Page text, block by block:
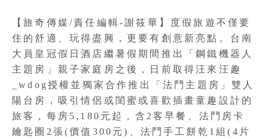
【旅奇傳媒/責任編輯-謝筱華】度假旅遊不僅要
住的舒適、玩得盡興，更要有創意新亮點。台南
大員皇冠假日酒店繼暑假期間推出「鋼鐵機器人
主題房」親子家庭房之後，日前取得汪來汪趣
_wdog授權並獨家合作推出「法鬥主題房」雙人
陽台房，吸引情侶或閨蜜或喜歡插畫童趣設計的
旅客，每房5,180元起，含2客早餐、法鬥房卡
鑰匙圈2張(價值300元)、法鬥手工餅乾1組(4片